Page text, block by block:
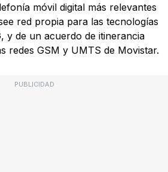
móvil digital más relevantes
red propia para las tecnologías
y de un acuerdo de itinerancia
redes GSM y UMTS de Movistar.
PUBLICIDAD